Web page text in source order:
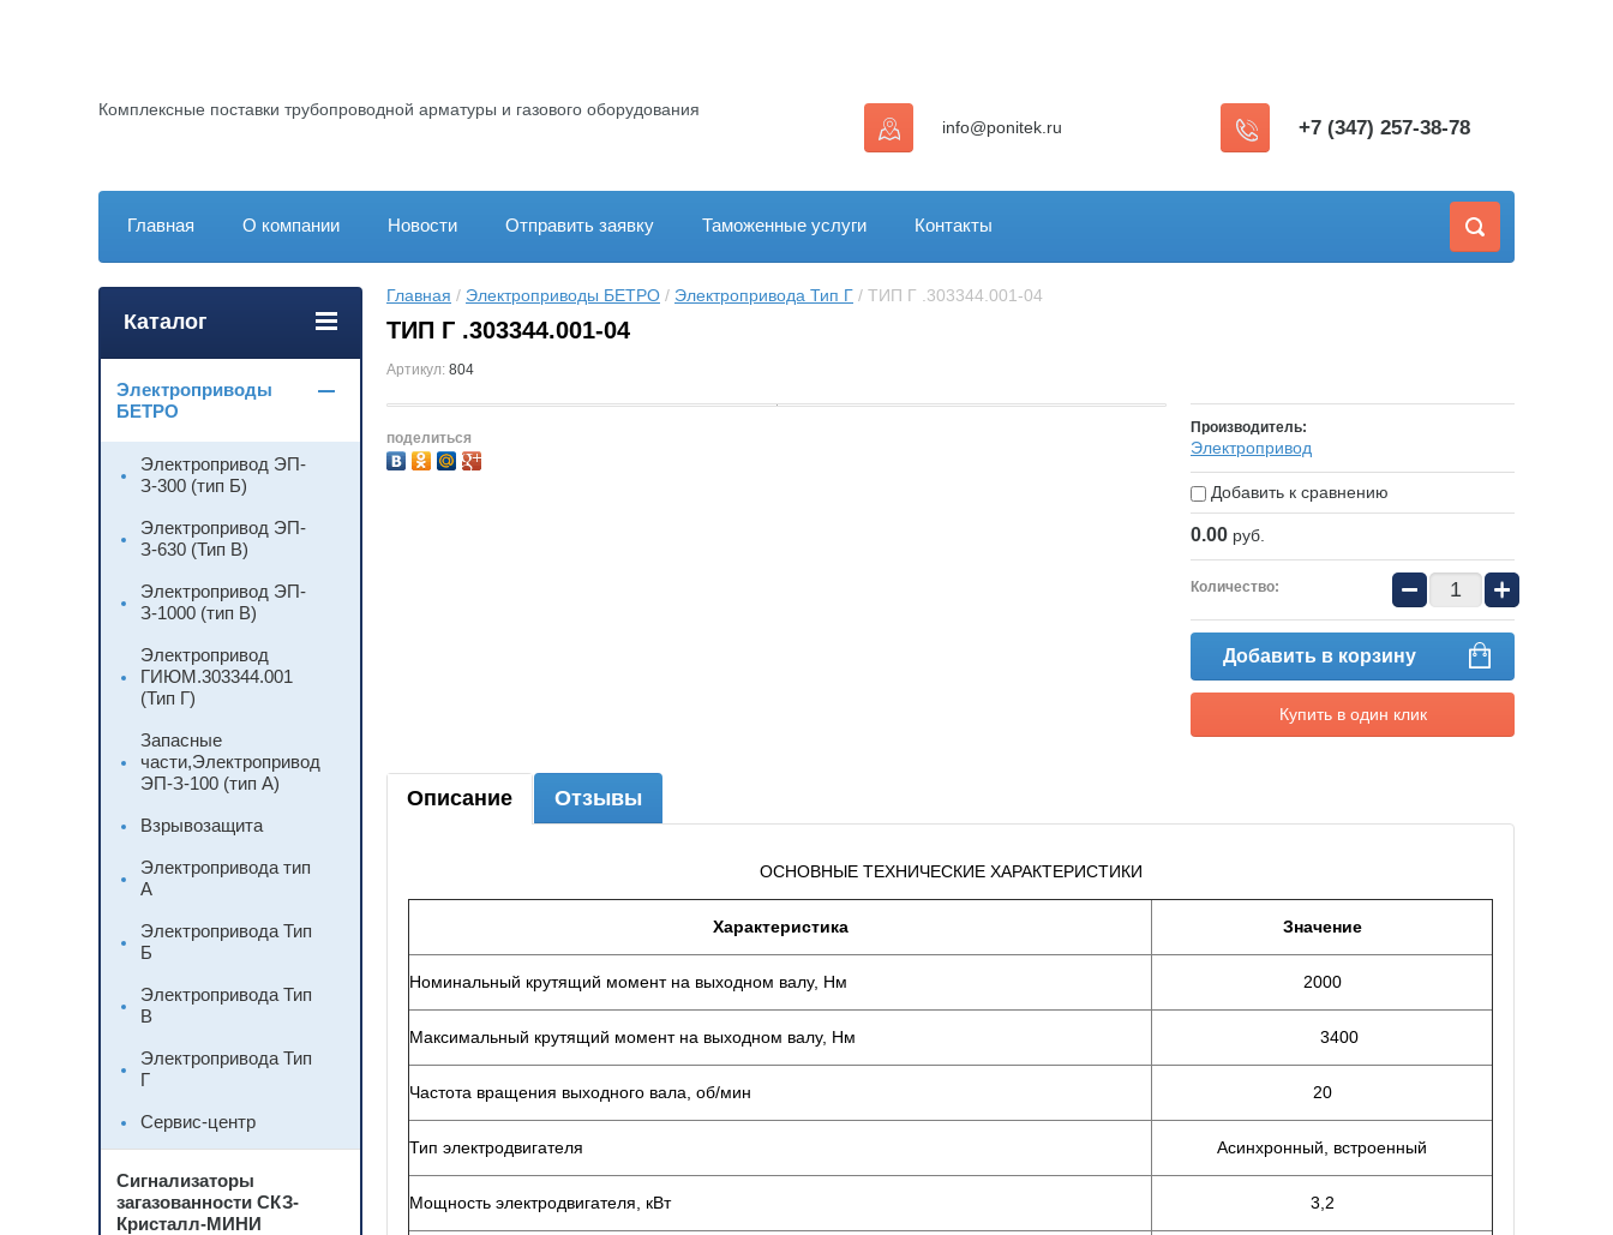
Комплексные поставки трубопроводной арматуры и газового оборудования
+7 (347) 257-38-78
info@ponitek.ru
Главная О компании Новости Отправить заявку Таможенные услуги Контакты
Главная / Электроприводы БЕТРО / Электропривода Тип Г / ТИП Г .303344.001-04
ТИП Г .303344.001-04
Артикул: 804
поделиться
Производитель:
Электропривод
Добавить к сравнению
0.00 руб.
Количество: − +
Добавить в корзину
Купить в один клик
Описание Отзывы
ОСНОВНЫЕ ТЕХНИЧЕСКИЕ ХАРАКТЕРИСТИКИ
Характеристика Значение
Номинальный крутящий момент на выходном валу, Нм 2000
Максимальный крутящий момент на выходном валу, Нм 3400
Частота вращения выходного вала, об/мин 20
Тип электродвигателя Асинхронный, встроенный
Мощность электродвигателя, кВт 3,2
Каталог
Электроприводы
БЕТРО
Электропривод ЭП-
З-300 (тип Б)
Электропривод ЭП-
З-630 (Тип В)
Электропривод ЭП-
З-1000 (тип В)
Электропривод
ГИЮМ.303344.001
(Тип Г)
Запасные
части,Электропривод
ЭП-З-100 (тип А)
Взрывозащита
Электропривода тип
А
Электропривода Тип
Б
Электропривода Тип
В
Электропривода Тип
Г
Сервис-центр
Сигнализаторы
загазованности СКЗ-
Кристалл-МИНИ